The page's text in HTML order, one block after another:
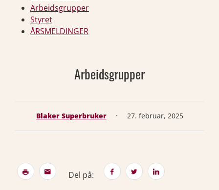
Arbeidsgrupper
Styret
ÅRSMELDINGER
Arbeidsgrupper
Blaker Superbruker · 27. februar, 2025
Del på: